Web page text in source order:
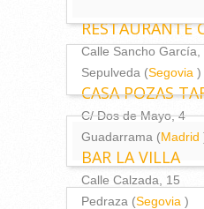
RESTAURANTE
Calle Sancho García,
Sepulveda (Segovia )
CASA POZAS
C/ Dos de Mayo, 4
Guadarrama (Madrid
BAR LA VILLA
Calle Calzada, 15
Pedraza (Segovia )